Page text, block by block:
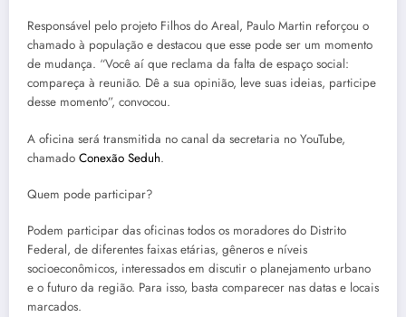
Responsável pelo projeto Filhos do Areal, Paulo Martin reforçou o
chamado à população e destacou que esse pode ser um momento
de mudança. “Você aí que reclama da falta de espaço social:
compareça à reunião. Dê a sua opinião, leve suas ideias, participe
desse momento”, convocou.
A oficina será transmitida no canal da secretaria no YouTube,
chamado Conexão Seduh.
Quem pode participar?
Podem participar das oficinas todos os moradores do Distrito
Federal, de diferentes faixas etárias, gêneros e níveis
socioeconômicos, interessados em discutir o planejamento urbano
e o futuro da região. Para isso, basta comparecer nas datas e locais
marcados.